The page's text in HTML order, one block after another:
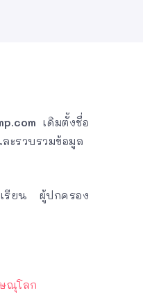
เดิมตั้งชื่อ
ะรวบรวมข้อมูล
เรียน ผู้ปกครอง
ณุโลก